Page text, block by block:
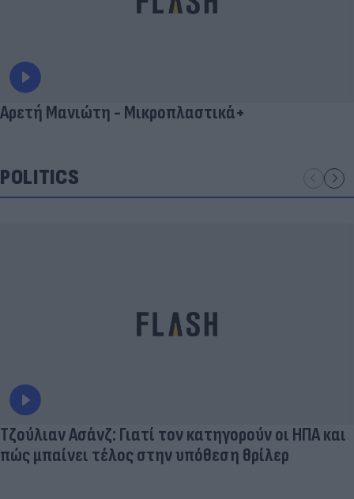
Αρετή Μανιώτη - Μικροπλαστικά+
POLITICS
Τζούλιαν Ασάνζ: Γιατί τον κατηγορούν οι ΗΠΑ και
πώς μπαίνει τέλος στην υπόθεση θρίλερ